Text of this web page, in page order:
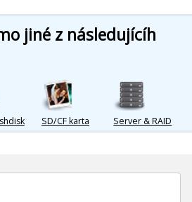
jiné z následujícíh
SD/CF karta Server & RAID